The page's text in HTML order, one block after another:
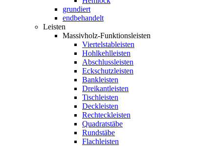
grundiert
endbehandelt
Leisten
Massivholz-Funktionsleisten
Viertelstableisten
Hohlkehlleisten
Abschlussleisten
Eckschutzleisten
Bankleisten
Dreikantleisten
Tischleisten
Deckleisten
Rechteckleisten
Quadratstäbe
Rundstäbe
Flachleisten